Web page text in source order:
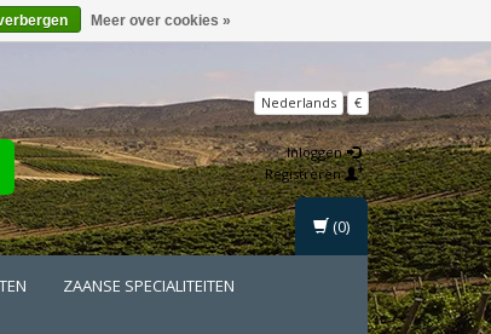
Nederlands €
Inloggen
Registreren
ZAANSE SPECIALITEITEN
(0)
Meer over cookies »